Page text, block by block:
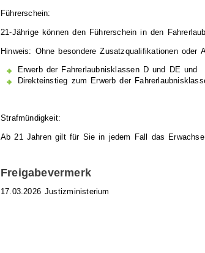
Führerschein:
21-Jährige können den Führerschein in den
Hinweis: Ohne besondere Zusatzqualifikationen
Erwerb der Fahrerlaubnisklassen D und DE und
Direkteinstieg zum Erwerb der
Strafmündigkeit:
Ab 21 Jahren gilt für Sie in jedem Fall das
Freigabevermerk
17.03.2026 Justizministerium